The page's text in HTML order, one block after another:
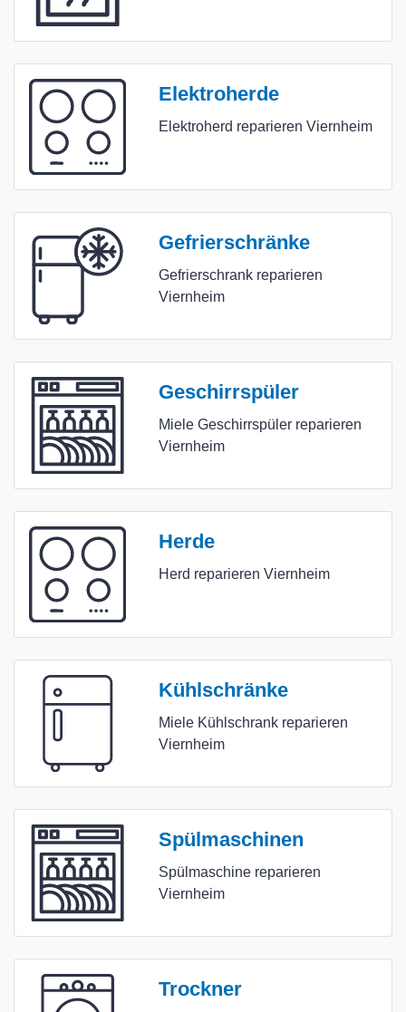
Elektroherde
Elektroherd reparieren Viernheim
Gefrierschränke
Gefrierschrank reparieren
Viernheim
Geschirrspüler
Miele Geschirrspüler reparieren
Viernheim
Herde
Herd reparieren Viernheim
Kühlschränke
Miele Kühlschrank reparieren
Viernheim
Spülmaschinen
Spülmaschine reparieren
Viernheim
Trockner